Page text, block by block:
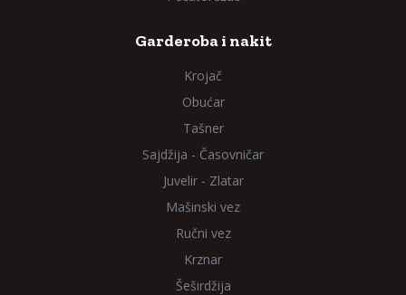
Garderoba i nakit
Krojač
Obućar
Tašner
Sajdžija - Časovničar
Juvelir - Zlatar
Mašinski vez
Ručni vez
Krznar
Šeširdžija